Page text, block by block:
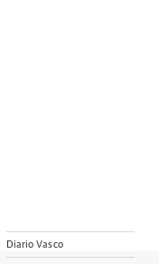
Diario Vasco